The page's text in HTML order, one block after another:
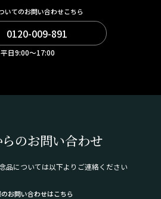
いてのお問い合わせこちら
0120-009-891
平日9:00～17:00
のお問い合わせ
品については以下よりご連絡ください
お問い合わせはこちら